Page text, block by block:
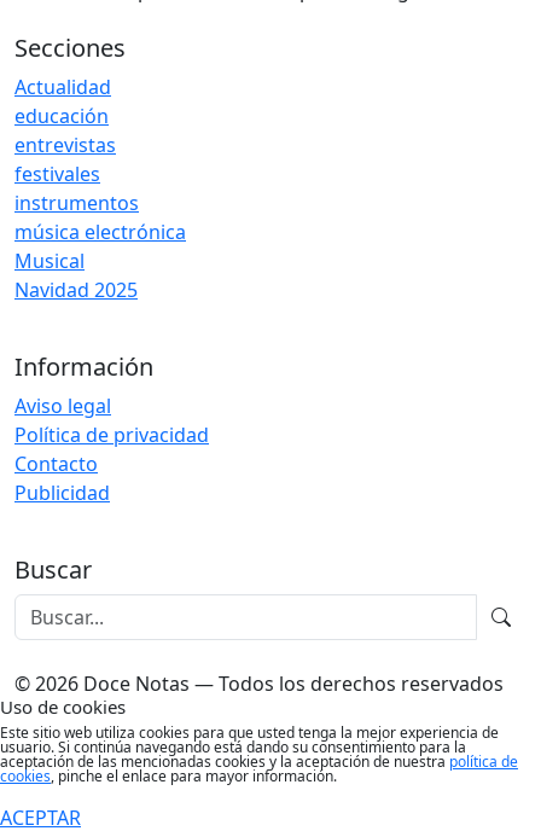
Secciones
Actualidad
educación
entrevistas
festivales
instrumentos
música electrónica
Musical
Navidad 2025
Información
Aviso legal
Política de privacidad
Contacto
Publicidad
Buscar
© 2026 Doce Notas — Todos los derechos reservados
Uso de cookies
Este sitio web utiliza cookies para que usted tenga la mejor experiencia de
usuario. Si continúa navegando está dando su consentimiento para la
aceptación de las mencionadas cookies y la aceptación de nuestra política de
cookies, pinche el enlace para mayor información.
ACEPTAR